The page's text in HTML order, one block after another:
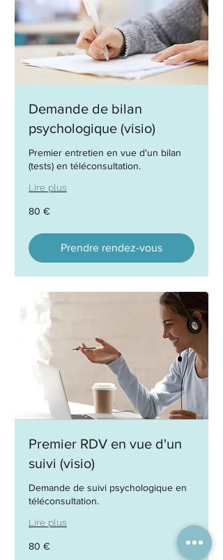
Demande de bilan
psychologique (visio)
Premier entretien en vue d'un bilan
(tests) en téléconsultation.
Lire plus
80
euros
80 €
Prendre rendez-vous
Premier RDV en vue d'un
suivi (visio)
Demande de suivi psychologique en
téléconsultation.
Lire plus
80
euros
80 €